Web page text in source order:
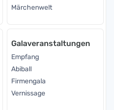
Märchenwelt
Galaveranstaltungen
Empfang
Abiball
Firmengala
Vernissage